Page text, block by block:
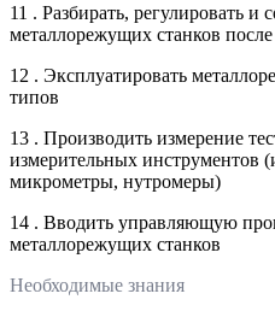
11 . Разбирать, регулировать и
металлорежущих станков
12 . Эксплуатировать
типов
13 . Производить измерение
измерительных инструментов
микрометры, нутромеры)
14 . Вводить управляющую
металлорежущих станков
Необходимые знания